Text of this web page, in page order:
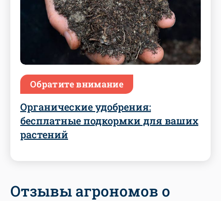
Обратите внимание
Органические удобрения:
бесплатные подкормки для ваших
растений
Отзывы агрономов о